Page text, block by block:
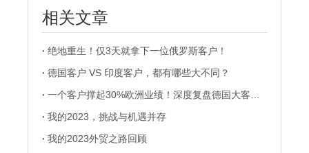
相关文章
绝地重生！仅3天就拿下一位俄罗斯客户！
德国客户 VS 印度客户，都有哪些大不同？
一个客户撑起30%欧洲业绩！深度复盘德国大客户的养成记
我的2023，挑战与机遇并存
我的2023外贸之路回顾